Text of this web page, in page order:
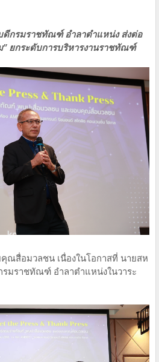
กรมราชทัณฑ์ อำลาตำแหน่ง ส่งต่อ
ยกระดับการบริหารงานราชทัณฑ์
สื่อมวลชน เนื่องในโอกาสที่ นายสห
มราชทัณฑ์ อำลาตำแหน่งในวาระ